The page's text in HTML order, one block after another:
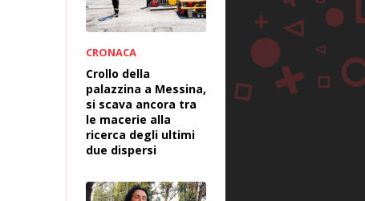
CRONACA
Crollo della
palazzina a Messina,
si scava ancora tra
le macerie alla
ricerca degli ultimi
due dispersi